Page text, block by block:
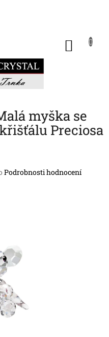
myška se
Preciosa
Podrobnosti hodnocení